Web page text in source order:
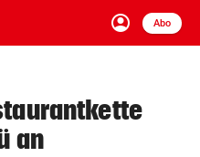
account_circle
Anmelden
Abo
close Schließen
an